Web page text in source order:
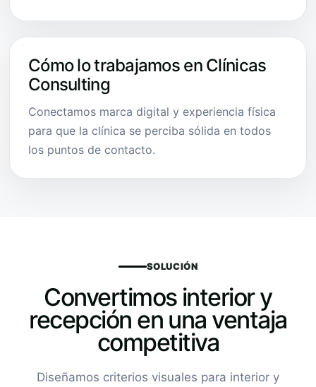
Cómo lo trabajamos en Clínicas
Consulting
Conectamos marca digital y experiencia física
para que la clínica se perciba sólida en todos
los puntos de contacto.
SOLUCIÓN
Convertimos interior y
recepción en una ventaja
competitiva
Diseñamos criterios visuales para interior y